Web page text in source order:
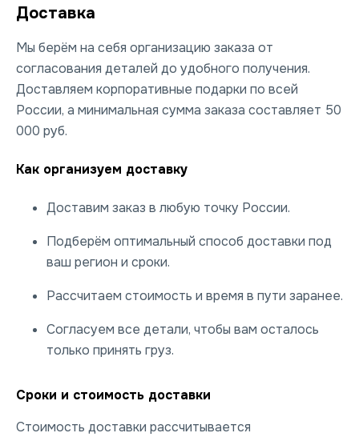
Доставка
Мы берём на себя организацию заказа от
согласования деталей до удобного получения.
Доставляем корпоративные подарки по всей
России, а минимальная сумма заказа составляет 50
000 руб.
Как организуем доставку
Доставим заказ в любую точку России.
Подберём оптимальный способ доставки под
ваш регион и сроки.
Рассчитаем стоимость и время в пути заранее.
Согласуем все детали, чтобы вам осталось
только принять груз.
Сроки и стоимость доставки
Стоимость доставки рассчитывается